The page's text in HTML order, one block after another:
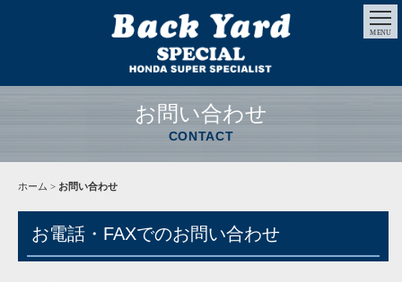
MENU
お問い合わせ
CONTACT
ホーム > お問い合わせ
お電話・FAXでのお問い合わせ